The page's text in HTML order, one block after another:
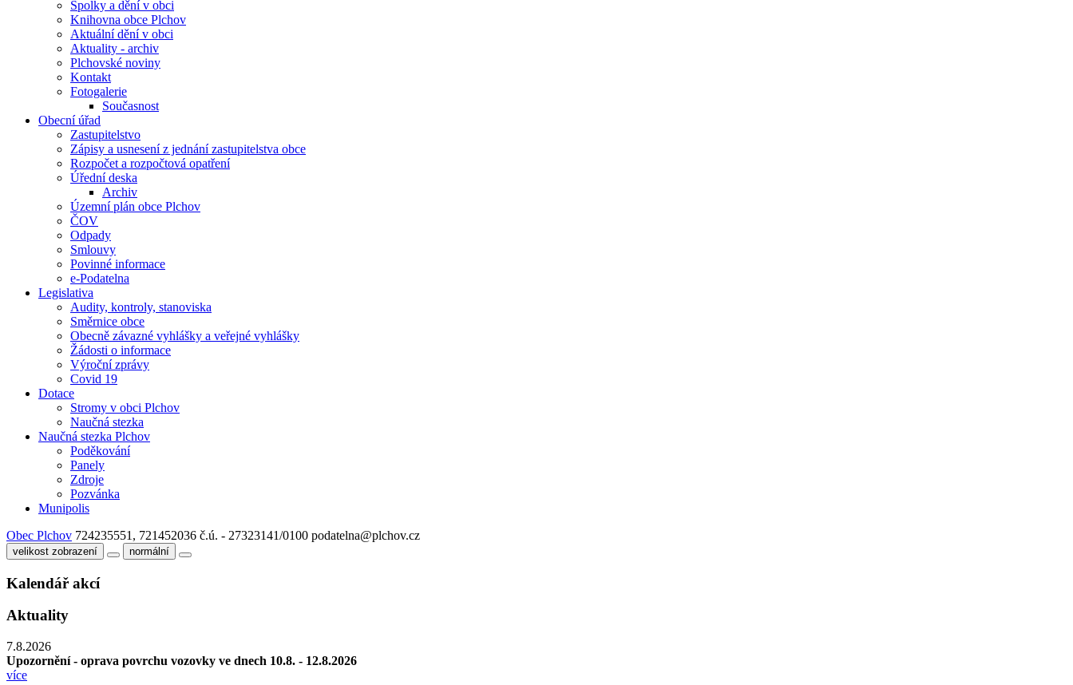
Spolky a dění v obci
Knihovna obce Plchov
Aktuální dění v obci
Aktuality - archiv
Plchovské noviny
Kontakt
Fotogalerie
Současnost
Obecní úřad
Zastupitelstvo
Zápisy a usnesení z jednání zastupitelstva obce
Rozpočet a rozpočtová opatření
Úřední deska
Archiv
Územní plán obce Plchov
ČOV
Odpady
Smlouvy
Povinné informace
e-Podatelna
Legislativa
Audity, kontroly, stanoviska
Směrnice obce
Obecně závazné vyhlášky a veřejné vyhlášky
Žádosti o informace
Výroční zprávy
Covid 19
Dotace
Stromy v obci Plchov
Naučná stezka
Naučná stezka Plchov
Poděkování
Panely
Zdroje
Pozvánka
Munipolis
Obec Plchov 724235551, 721452036 č.ú. - 27323141/0100 podatelna@plchov.cz
velikost zobrazení normální
Kalendář akcí
Aktuality
7.8.2026
Upozornění - oprava povrchu vozovky ve dnech 10.8. - 12.8.2026
více